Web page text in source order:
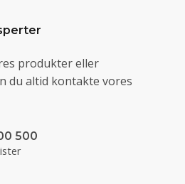
produkter eller
du altid kontakte vores
500